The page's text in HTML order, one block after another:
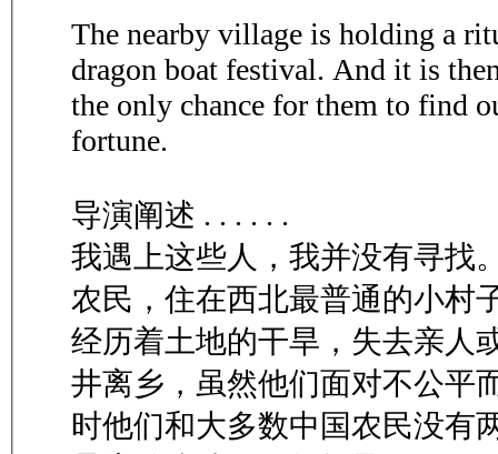
The nearby village is holding a
dragon boat festival. And it is
the only chance for them to find
fortune.
导演阐述 . . . . . .
我遇上这些人，我并没有寻找
农民，住在西北最普通的小村
经历着土地的干旱，失去亲人
井离乡，虽然他们面对不公平
时他们和大多数中国农民没有